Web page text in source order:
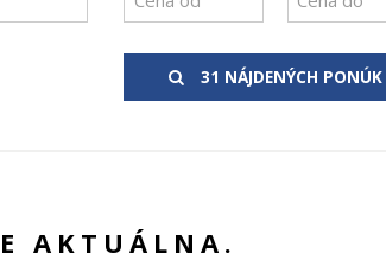
31 NÁJDENÝCH PONÚK
AKTUÁLNA.